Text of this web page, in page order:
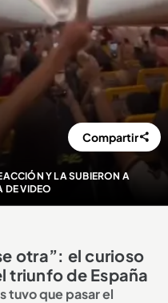
Y LA SUBIERON A
DE VIDEO
Compartir
otra”: el curioso
triunfo de España
tuvo que pasar el